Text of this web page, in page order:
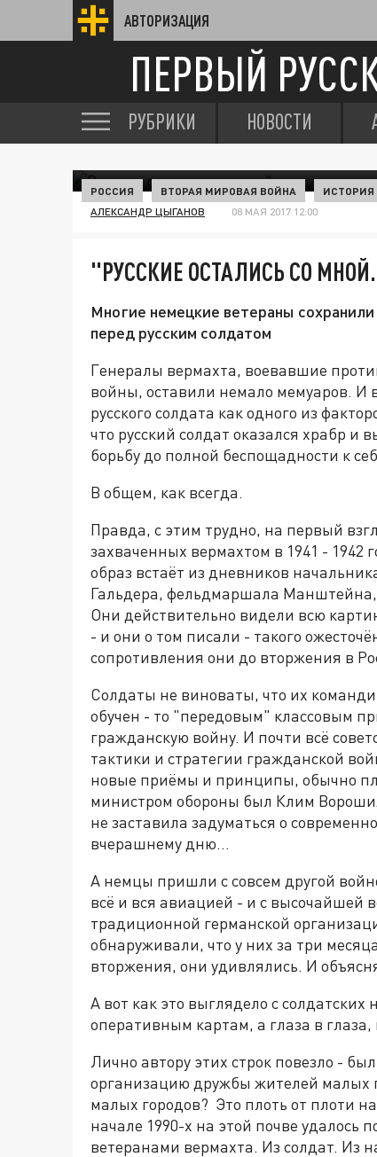
АВТОРИЗАЦИЯ
ПЕРВЫЙ
РУБРИКИ НОВОСТИ
РОССИЯ ВТОРАЯ МИРОВАЯ ВОЙНА ИСТОРИЯ
АЛЕКСАНДР ЦЫГАНОВ 08 МАЯ 2017 12:00
"РУССКИЕ ОСТАЛИСЬ СО
Многие немецкие ветераны
перед русским солдатом
Генералы вермахта, воевавшие
войны, оставили немало мемуаров. И
русского солдата как одного из
что русский солдат оказался храбр и
борьбу до полной беспощадности к
В общем, как всегда.
Правда, с этим трудно, на первый
захваченных вермахтом в 1941 - 1942
образ встаёт из дневников
Гальдера, фельдмаршала Манштейна,
Они действительно видели всю
- и они о том писали - такого
сопротивления они до вторжения в
Солдаты не виноваты, что их
обучен - то "передовым" классовым
гражданскую войну. И почти всё
тактики и стратегии гражданской
новые приёмы и принципы, обычно
министром обороны был Клим
не заставила задуматься о
вчерашнему дню…
А немцы пришли с совсем другой
всё и вся авиацией - и с высочайшей
традиционной германской
обнаруживали, что у них за три
вторжения, они удивлялись. И
А вот как это выглядело с
оперативным картам, а глаза в
Лично автору этих строк повезло -
организацию дружбы жителей малых
малых городов? Это плоть от плоти
начале 1990-х на этой почве удалось
ветеранами вермахта. Из солдат. Из